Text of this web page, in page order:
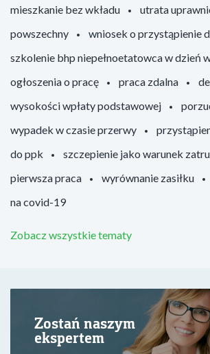
mieszkanie bez wkładu
utrata
powszechny
wniosek o przystąpienie
szkolenie bhp niepełnoetatowca w dzień
ogłoszenia o pracę
praca zdalna
wysokości wpłaty podstawowej
wypadek w czasie przerwy
do ppk
szczepienie jako warunek
pierwsza praca
wyrównanie zasiłku
na covid-19
Zobacz wszystkie tematy
Zostań naszym
ekspertem